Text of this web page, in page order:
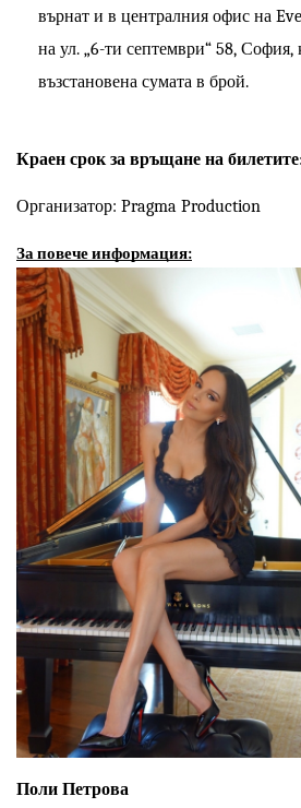
върнат и в централния офис на
на ул. „6-ти септември“ 58, София,
възстановена сумата в брой.
Краен срок за връщане на
Организатор: Pragma Production
За повече информация:
Поли Петрова